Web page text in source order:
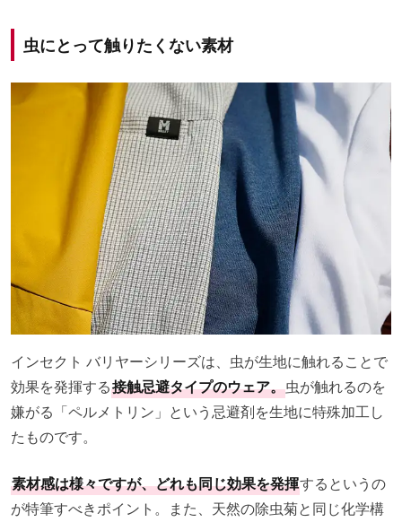
虫にとって触りたくない素材
インセクト バリヤーシリーズは、虫が生地に触れることで
効果を発揮する接触忌避タイプのウェア。虫が触れるのを
嫌がる「ペルメトリン」という忌避剤を生地に特殊加工し
たものです。
素材感は様々ですが、どれも同じ効果を発揮するというの
が特筆すべきポイント。また、天然の除虫菊と同じ化学構